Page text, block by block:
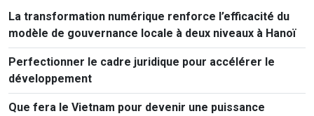
La transformation numérique renforce l’efficacité du
modèle de gouvernance locale à deux niveaux à Hanoï
Perfectionner le cadre juridique pour accélérer le
développement
Que fera le Vietnam pour devenir une puissance